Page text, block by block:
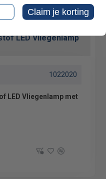
1022020
LED Vliegenlamp met
Claim je korting